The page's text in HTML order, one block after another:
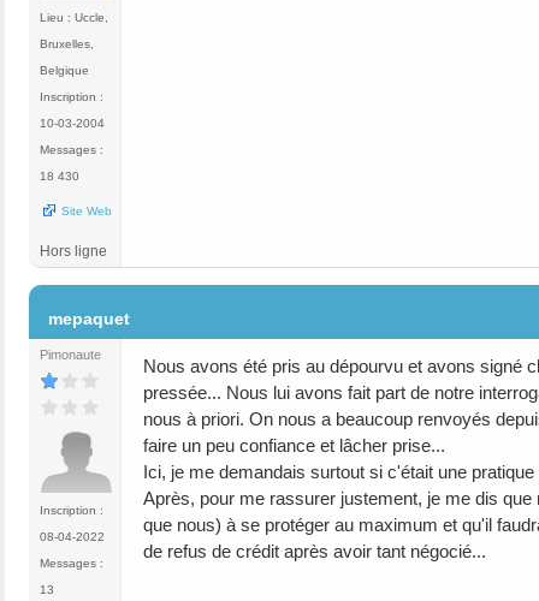
Lieu : Uccle,
Bruxelles,
Belgique
Inscription :
10-03-2004
Messages :
18 430
Site Web
Hors ligne
mepaquet
Pimonaute
Inscription :
08-04-2022
Messages :
13
Nous avons été pris au dépourvu et avons signé
pressée... Nous lui avons fait part de notre
nous à priori. On nous a beaucoup renvoyés
faire un peu confiance et lâcher prise...
Ici, je me demandais surtout si c'était une
Après, pour me rassurer justement, je me dis
que nous) à se protéger au maximum et qu'il
de refus de crédit après avoir tant négocié...